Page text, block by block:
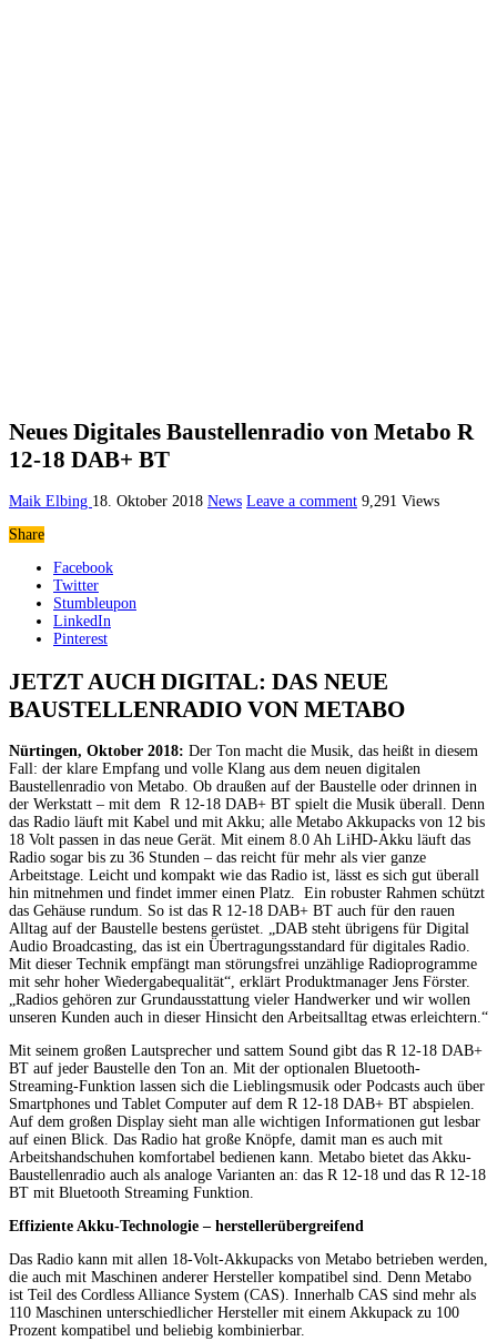
Neues Digitales Baustellenradio von Metabo R
12-18 DAB+ BT
Maik Elbing 18. Oktober 2018 News Leave a comment 9,291 Views
Share
Facebook
Twitter
Stumbleupon
LinkedIn
Pinterest
JETZT AUCH DIGITAL: DAS NEUE
BAUSTELLENRADIO VON METABO
Nürtingen, Oktober 2018: Der Ton macht die Musik, das heißt in diesem
Fall: der klare Empfang und volle Klang aus dem neuen digitalen
Baustellenradio von Metabo. Ob draußen auf der Baustelle oder drinnen in
der Werkstatt – mit dem R 12-18 DAB+ BT spielt die Musik überall. Denn
das Radio läuft mit Kabel und mit Akku; alle Metabo Akkupacks von 12 bis
18 Volt passen in das neue Gerät. Mit einem 8.0 Ah LiHD-Akku läuft das
Radio sogar bis zu 36 Stunden – das reicht für mehr als vier ganze
Arbeitstage. Leicht und kompakt wie das Radio ist, lässt es sich gut überall
hin mitnehmen und findet immer einen Platz. Ein robuster Rahmen schützt
das Gehäuse rundum. So ist das R 12-18 DAB+ BT auch für den rauen
Alltag auf der Baustelle bestens gerüstet. „DAB steht übrigens für Digital
Audio Broadcasting, das ist ein Übertragungsstandard für digitales Radio.
Mit dieser Technik empfängt man störungsfrei unzählige Radioprogramme
mit sehr hoher Wiedergabequalität“, erklärt Produktmanager Jens Förster.
„Radios gehören zur Grundausstattung vieler Handwerker und wir wollen
unseren Kunden auch in dieser Hinsicht den Arbeitsalltag etwas erleichtern.“
Mit seinem großen Lautsprecher und sattem Sound gibt das R 12-18 DAB+
BT auf jeder Baustelle den Ton an. Mit der optionalen Bluetooth-
Streaming-Funktion lassen sich die Lieblingsmusik oder Podcasts auch über
Smartphones und Tablet Computer auf dem R 12-18 DAB+ BT abspielen.
Auf dem großen Display sieht man alle wichtigen Informationen gut lesbar
auf einen Blick. Das Radio hat große Knöpfe, damit man es auch mit
Arbeitshandschuhen komfortabel bedienen kann. Metabo bietet das Akku-
Baustellenradio auch als analoge Varianten an: das R 12-18 und das R 12-18
BT mit Bluetooth Streaming Funktion.
Effiziente Akku-Technologie – herstellerübergreifend
Das Radio kann mit allen 18-Volt-Akkupacks von Metabo betrieben werden,
die auch mit Maschinen anderer Hersteller kompatibel sind. Denn Metabo
ist Teil des Cordless Alliance System (CAS). Innerhalb CAS sind mehr als
110 Maschinen unterschiedlicher Hersteller mit einem Akkupack zu 100
Prozent kompatibel und beliebig kombinierbar.